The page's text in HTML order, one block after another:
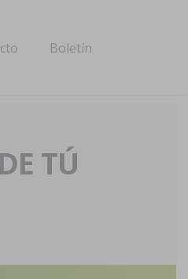
Boletín
TÚ